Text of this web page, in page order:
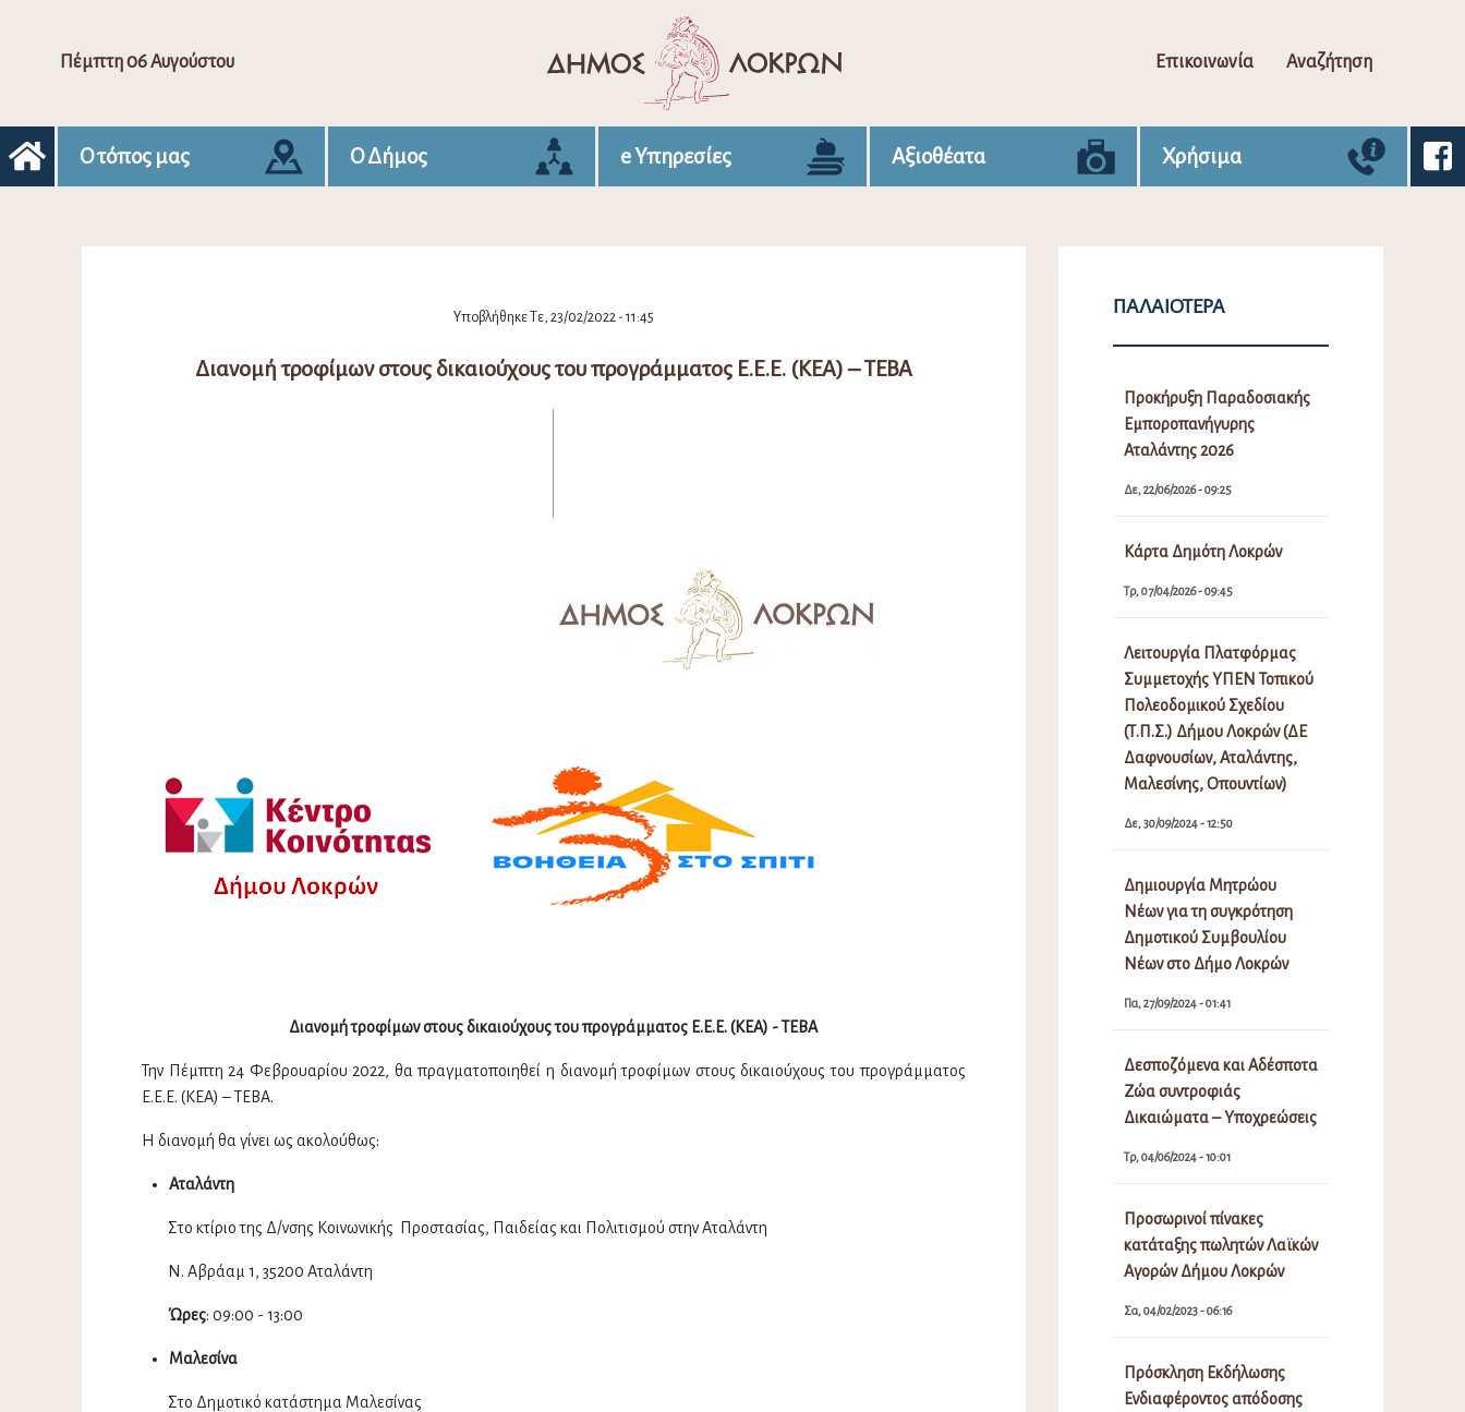
Πέμπτη 06 Αυγούστου Επικοινωνία Αναζήτηση
Ο τόπος μας Ο Δήμος e Υπηρεσίες Αξιοθέατα Χρήσιμα
Υποβλήθηκε Τε, 23/02/2022 - 11:45
Διανομή τροφίμων στους δικαιούχους του προγράμματος Ε.Ε.Ε. (ΚΕΑ) – ΤΕΒΑ
Διανομή τροφίμων στους δικαιούχους του προγράμματος Ε.Ε.Ε. (ΚΕΑ) - ΤΕΒΑ
Την Πέμπτη 24 Φεβρουαρίου 2022, θα πραγματοποιηθεί η διανομή τροφίμων στους δικαιούχους του προγράμματος
Ε.Ε.Ε. (ΚΕΑ) – ΤΕΒΑ.
Η διανομή θα γίνει ως ακολούθως:
Αταλάντη
Στο κτίριο της Δ/νσης Κοινωνικής Προστασίας, Παιδείας και Πολιτισμού στην Αταλάντη
Ν. Αβράαμ 1, 35200 Αταλάντη
Ώρες: 09:00 - 13:00
Μαλεσίνα
Στο Δημοτικό κατάστημα Μαλεσίνας
ΠΑΛΑΙΌΤΕΡΑ
Προκήρυξη Παραδοσιακής
Εμποροπανήγυρης
Αταλάντης 2026
Δε, 22/06/2026 - 09:25
Κάρτα Δημότη Λοκρών
Τρ, 07/04/2026 - 09:45
Λειτουργία Πλατφόρμας
Συμμετοχής ΥΠΕΝ Τοπικού
Πολεοδομικού Σχεδίου
(Τ.Π.Σ.) Δήμου Λοκρών (ΔΕ
Δαφνουσίων, Αταλάντης,
Μαλεσίνης, Οπουντίων)
Δε, 30/09/2024 - 12:50
Δημιουργία Μητρώου
Νέων για τη συγκρότηση
Δημοτικού Συμβουλίου
Νέων στο Δήμο Λοκρών
Πα, 27/09/2024 - 01:41
Δεσποζόμενα και Αδέσποτα
Ζώα συντροφιάς
Δικαιώματα – Υποχρεώσεις
Τρ, 04/06/2024 - 10:01
Προσωρινοί πίνακες
κατάταξης πωλητών Λαϊκών
Αγορών Δήμου Λοκρών
Σα, 04/02/2023 - 06:16
Πρόσκληση Εκδήλωσης
Ενδιαφέροντος απόδοσης